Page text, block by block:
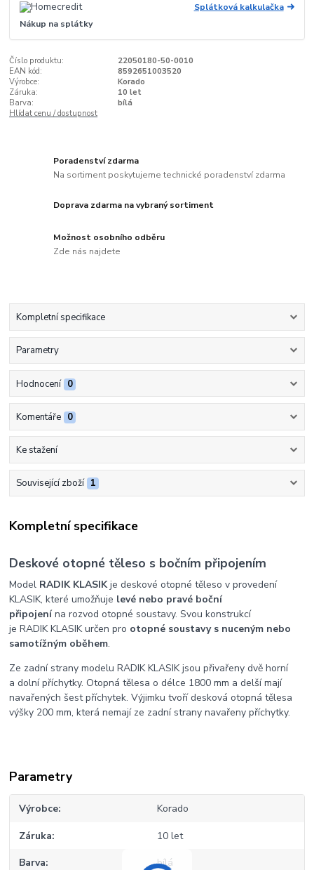
Splátková kalkulačka
Nákup na splátky
Číslo produktu:
22050180-50-0010
EAN kód:
8592651003520
Výrobce:
Korado
Záruka:
10 let
Barva:
bílá
Hlídat cenu / dostupnost
Poradenství zdarma
Na sortiment poskytujeme technické poradenství zdarma
Doprava zdarma na vybraný sortiment
Možnost osobního odběru
Zde nás najdete
Kompletní specifikace
Parametry
Hodnocení 0
Komentáře 0
Ke stažení
Související zboží 1
Kompletní specifikace
Deskové otopné těleso s bočním připojením
Model RADIK KLASIKje deskové otopné těleso v provedení
KLASIK, které umožňuje levé nebo pravé boční
připojenína rozvod otopné soustavy. Svou konstrukcí
je RADIK KLASIK určen pro otopné soustavy s nuceným nebo
samotížným oběhem.
Ze zadní strany modelu RADIK KLASIK jsou přivařeny dvě horní
a dolní příchytky. Otopná tělesa o délce 1800 mm a delší mají
navařených šest příchytek. Výjimku tvoří desková otopná tělesa
výšky 200 mm, která nemají ze zadní strany navařeny příchytky.
Parametry
Výrobce Korado
Záruka 10 let
Barva bílá